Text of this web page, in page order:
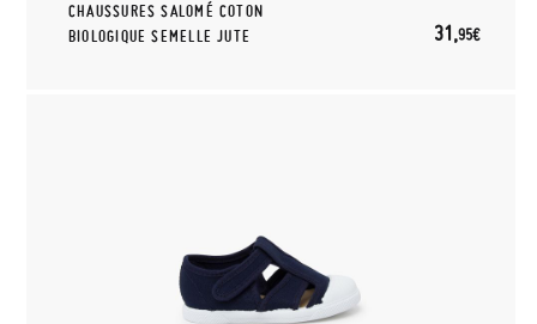
CHAUSSURES SALOMÉ COTON
BIOLOGIQUE SEMELLE JUTE
31,95€